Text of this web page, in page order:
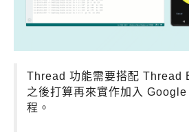
Thread 功能需要搭配 Thread
之後打算再來實作加入
程。